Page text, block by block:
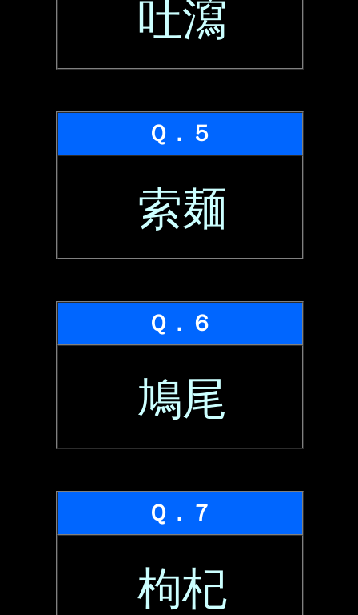
吐瀉
Ｑ．５
索麺
Ｑ．６
鳩尾
Ｑ．７
枸杞